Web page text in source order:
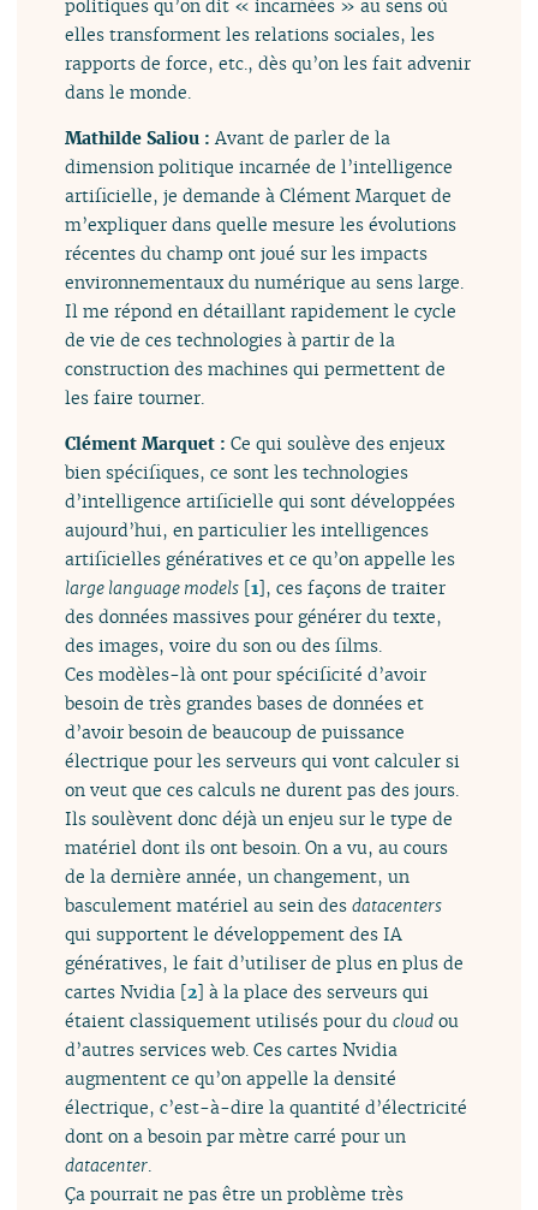
politiques qu’on dit « incarnées » au sens où
elles transforment les relations sociales, les
rapports de force, etc., dès qu’on les fait advenir
dans le monde.
Mathilde Saliou :Avant de parler de la
dimension politique incarnée de l’intelligence
artificielle, je demande à Clément Marquet de
m’expliquer dans quelle mesure les évolutions
récentes du champ ont joué sur les impacts
environnementaux du numérique au sens large.
Il me répond en détaillant rapidement le cycle
de vie de ces technologies à partir de la
construction des machines qui permettent de
les faire tourner.
Clément Marquet :Ce qui soulève des enjeux
bien spécifiques, ce sont les technologies
d’intelligence artificielle qui sont développées
aujourd’hui, en particulier les intelligences
artificielles génératives et ce qu’on appelle les
large language models [1], ces façons de traiter
des données massives pour générer du texte,
des images, voire du son ou des films.
Ces modèles-là ont pour spécificité d’avoir
besoin de très grandes bases de données et
d’avoir besoin de beaucoup de puissance
électrique pour les serveurs qui vont calculer si
on veut que ces calculs ne durent pas des jours.
Ils soulèvent donc déjà un enjeu sur le type de
matériel dont ils ont besoin. On a vu, au cours
de la dernière année, un changement, un
basculement matériel au sein desdatacenters
qui supportent le développement des IA
génératives, le fait d’utiliser de plus en plus de
cartes Nvidia [2] à la place des serveurs qui
étaient classiquement utilisés pour ducloud ou
d’autres services web. Ces cartes Nvidia
augmentent ce qu’on appelle la densité
électrique, c’est-à-dire la quantité d’électricité
dont on a besoin par mètre carré pour un
datacenter.
Ça pourrait ne pas être un problème très